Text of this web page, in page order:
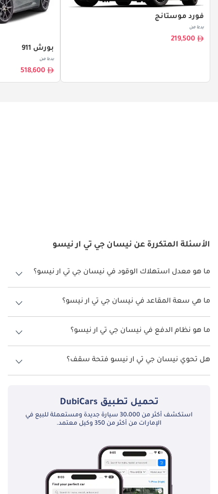
فورد موستانج
بدءا من
219,500
بورش 911
بدءا من
518,600
الأسئلة المتكررة عن نيسان جي تي ار نيسو
ما هو معدل استهلاك الوقود في نيسان جي تي ار نيسو؟
يبلغ معدل استهلاك الوقود المقترح من الشركة المصنعة لسيارة نيسان جي
تي ار 2026 من 8 كم/ليتر - 9 كم/ليتر.
ما هي سعة المقاعد في نيسان جي تي ار نيسو؟
تتسع نيسان جي تي ار نيسو لأ 4 أشخاص.
ما هو نظام الدفع في نيسان جي تي ار نيسو؟
نظام الدفع في نيسان جي تي ار All Wheel Drive نيسو.
هل تحوي نيسان جي تي ار نيسو فتحة سقف؟
نعم توفر نيسان جي تي ار نيسو فتحة السقف كخيار.
تحميل تطبيق DubiCars
استكشف أكثر من 30،000 سيارة جديدة ومستعملة للبيع في
الإمارات من أكثر من 350 وكيل معتمد.